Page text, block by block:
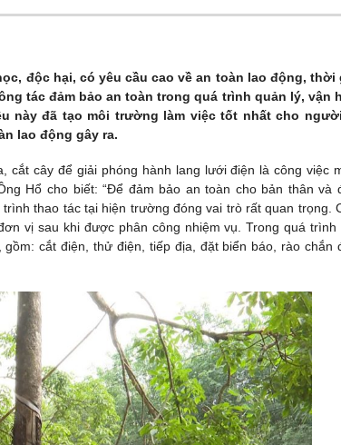
độc hại, có yêu cầu cao về an toàn lao động, thời
tác đảm bảo an toàn trong quá trình quản lý, vận
này đã tạo môi trường làm việc tốt nhất cho
lao động gây ra.
cây để giải phóng hành lang lưới điện là công việc
Hổ cho biết: “Để đảm bảo an toàn cho bản thân và
thao tác tại hiện trường đóng vai trò rất quan trọng.
vị sau khi được phân công nhiệm vụ. Trong quá trình
cắt điện, thử điện, tiếp địa, đặt biển báo, rào chắn